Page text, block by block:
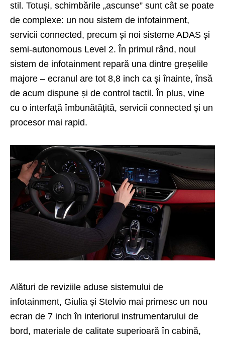
stil. Totuși, schimbările „ascunse” sunt cât se poate
de complexe: un nou sistem de infotainment,
servicii connected, precum și noi sisteme ADAS și
semi-autonomous Level 2. În primul rând, noul
sistem de infotainment repară una dintre greșelile
majore – ecranul are tot 8,8 inch ca și înainte, însă
de acum dispune și de control tactil. În plus, vine
cu o interfață îmbunătățită, servicii connected și un
procesor mai rapid.
Alături de reviziile aduse sistemului de
infotainment, Giulia și Stelvio mai primesc un nou
ecran de 7 inch în interiorul instrumentarului de
bord, materiale de calitate superioară în cabină,